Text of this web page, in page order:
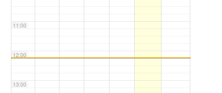
11:00
12:00
13:00